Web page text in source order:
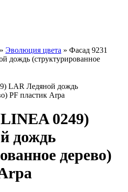
» Эволюция цвета » Фасад 9231
дождь (структурированное
0249)
дождь
дерево)